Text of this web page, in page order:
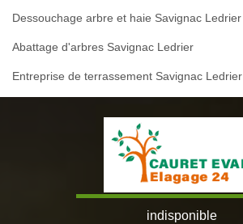
Dessouchage arbre et haie Savignac Ledrier
Abattage d'arbres Savignac Ledrier
Entreprise de terrassement Savignac Ledrier
indisponible